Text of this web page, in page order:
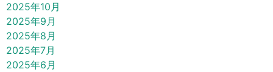
2025年10月
2025年9月
2025年8月
2025年7月
2025年6月